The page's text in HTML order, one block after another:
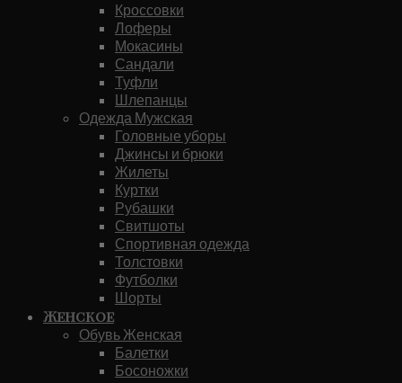
Кроссовки
Лоферы
Мокасины
Сандали
Туфли
Шлепанцы
Одежда Мужская
Головные уборы
Джинсы и брюки
Жилеты
Куртки
Рубашки
Свитшоты
Спортивная одежда
Толстовки
Футболки
Шорты
Женское
Обувь Женская
Балетки
Босоножки